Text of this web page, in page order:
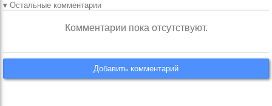
▾ Остальные комментарии
Комментарии пока отсутствуют.
Добавить комментарий